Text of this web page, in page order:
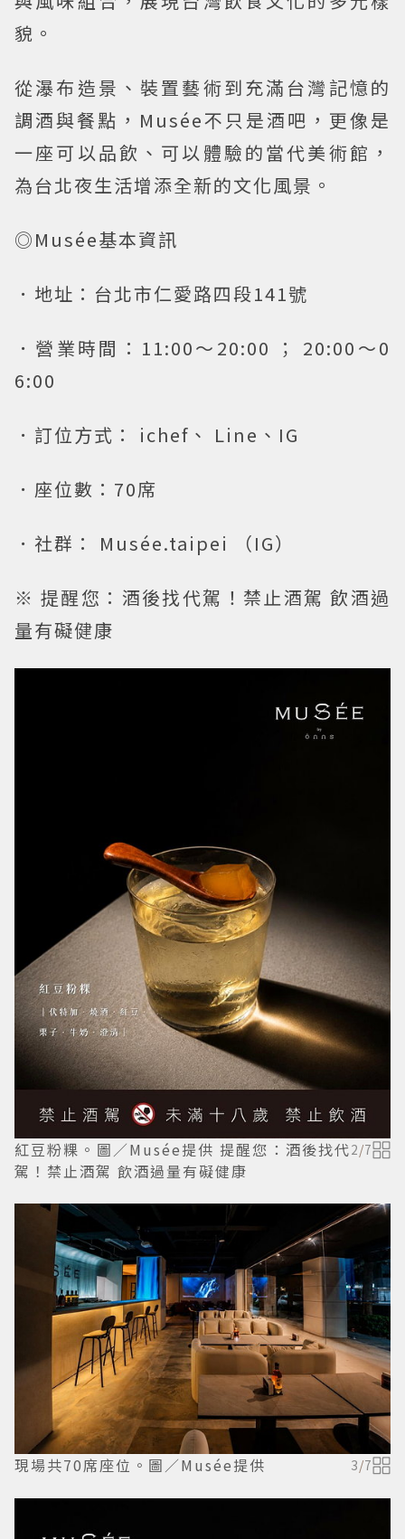
貌。
從瀑布造景、裝置藝術到充滿台灣記憶的
調酒與餐點，Musée不只是酒吧，更像是
一座可以品飲、可以體驗的當代美術館，
為台北夜生活增添全新的文化風景。
◎Musée基本資訊
．地址：台北市仁愛路四段141號
．營業時間：11:00～20:00 ； 20:00～0
6:00
．訂位方式： ichef、 Line、IG
．座位數：70席
．社群： Musée.taipei （IG）
※ 提醒您：酒後找代駕！禁止酒駕 飲酒過
量有礙健康
紅豆粉粿。圖／Musée提供 提醒您：酒後找代
駕！禁止酒駕 飲酒過量有礙健康
2/7
現場共70席座位。圖／Musée提供 3/7